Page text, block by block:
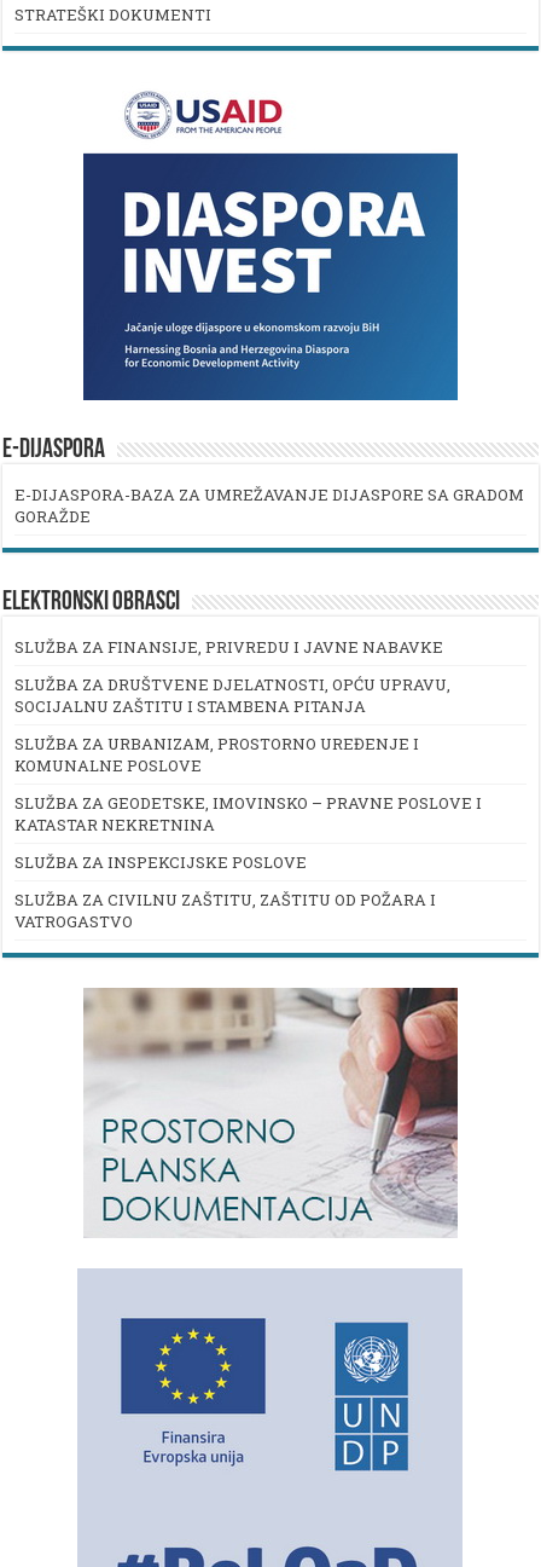
STRATEŠKI DOKUMENTI
E-DIJASPORA
E-DIJASPORA-BAZA ZA UMREŽAVANJE DIJASPORE SA GRADOM
GORAŽDE
ELEKTRONSKI OBRASCI
SLUŽBA ZA FINANSIJE, PRIVREDU I JAVNE NABAVKE
SLUŽBA ZA DRUŠTVENE DJELATNOSTI, OPĆU UPRAVU,
SOCIJALNU ZAŠTITU I STAMBENA PITANJA
SLUŽBA ZA URBANIZAM, PROSTORNO UREĐENJE I
KOMUNALNE POSLOVE
SLUŽBA ZA GEODETSKE, IMOVINSKO – PRAVNE POSLOVE I
KATASTAR NEKRETNINA
SLUŽBA ZA INSPEKCIJSKE POSLOVE
SLUŽBA ZA CIVILNU ZAŠTITU, ZAŠTITU OD POŽARA I
VATROGASTVO